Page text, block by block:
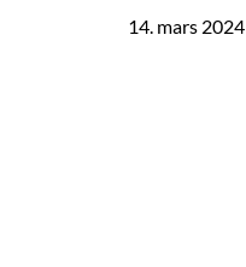
14. mars 2024